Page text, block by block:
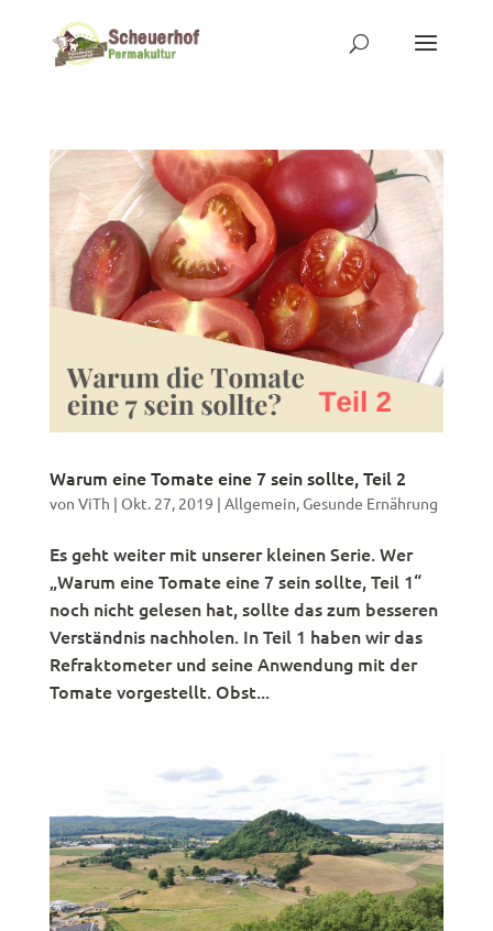
Warum eine Tomate eine 7 sein sollte, Teil 2
von ViTh | Okt. 27, 2019 | Allgemein,Gesunde Ernährung
Es geht weiter mit unserer kleinen Serie. Wer
„Warum eine Tomate eine 7 sein sollte, Teil 1“
noch nicht gelesen hat, sollte das zum besseren
Verständnis nachholen. In Teil 1 haben wir das
Refraktometer und seine Anwendung mit der
Tomate vorgestellt. Obst...